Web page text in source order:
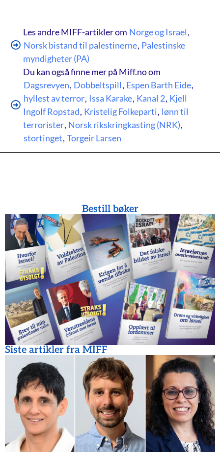
Les andre MIFF-artikler om Norge og Israel,
Norsk bistand til palestinerne, Palestinske
myndigheter (PA)
Du kan også finne mer på Miff.no om
Dagsrevyen, Dobbeltspill, Espen Barth Eide,
hyllest av terror, Issa Karake, Kanal 2, Kjell
Ingolf Ropstad, Kristelig Folkeparti, lønn til
terrorister, Norsk rikskringkasting (NRK),
stortinget, Torgeir Larsen
Bestill bøker
Siste artikler fra MIFF